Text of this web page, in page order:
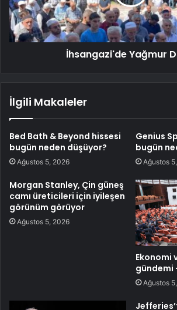
İhsangazi'de Yağmur
İlgili Makaleler
Bed Bath & Beyond hissesi
bugün neden düşüyor?
Ağustos 5, 2026
Genius
bugün
Ağustos
Morgan Stanley, Çin güneş
camı üreticileri için iyileşen
görünüm görüyor
Ağustos 5, 2026
Ekonomi
gündemi
Ağustos